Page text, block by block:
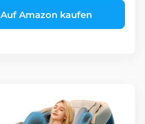
Auf Amazon kaufen